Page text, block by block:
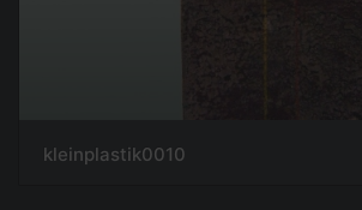
kleinplastik0010